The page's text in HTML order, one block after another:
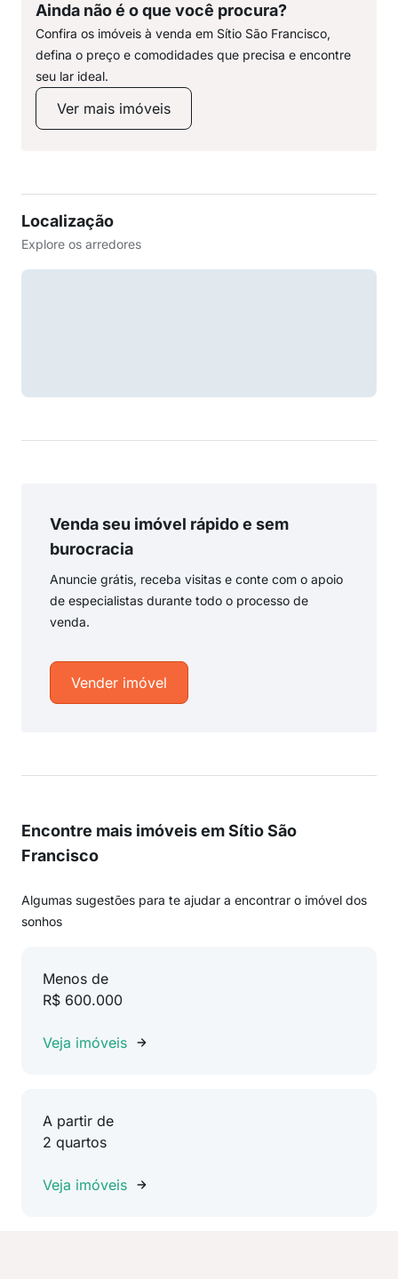
Ainda não é o que você procura?
Confira os imóveis à venda em Sítio São Francisco,
defina o preço e comodidades que precisa e encontre
seu lar ideal.
Ver mais imóveis
Localização
Explore os arredores
Venda seu imóvel rápido e sem
burocracia
Anuncie grátis, receba visitas e conte com o apoio
de especialistas durante todo o processo de
venda.
Vender imóvel
Encontre mais imóveis em Sítio São
Francisco
Algumas sugestões para te ajudar a encontrar o imóvel dos
sonhos
Menos de
R$ 600.000
Veja imóveis
A partir de
2 quartos
Veja imóveis